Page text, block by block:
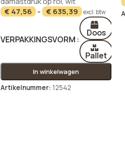
€ 47,56 - € 635,39 excl. btw
VERPAKKINGSVORM
Doos
Pallet
In winkelwagen
Artikelnummer: 12542